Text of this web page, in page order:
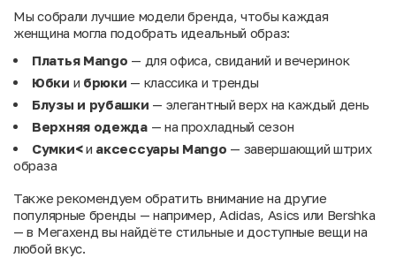
Мы собрали лучшие модели бренда, чтобы каждая
женщина могла подобрать идеальный образ:
Платья Mango — для офиса, свиданий и вечеринок
Юбки и брюки — классика и тренды
Блузы и рубашки — элегантный верх на каждый день
Верхняя одежда— на прохладный сезон
Сумки<и аксессуары Mango — завершающий штрих
образа
Также рекомендуем обратить внимание на другие
популярные бренды — например, Adidas, Asics или Bershka
— в Мегахенд вы найдёте стильные и доступные вещи на
любой вкус.